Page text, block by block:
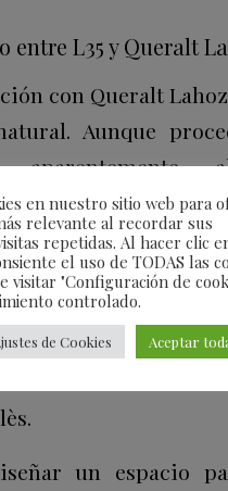
entre L35 y Queralt
con Queralt
Aunque
aparentemente
descubrieron
ambas
y trabajamos
lo hace con la voz y
un espacio
en nuestro sitio web para
relevante al recordar sus
repetidas. Al hacer clic
el uso de TODAS las
visitar "Configuración de
controlado.
de Cookies Aceptar